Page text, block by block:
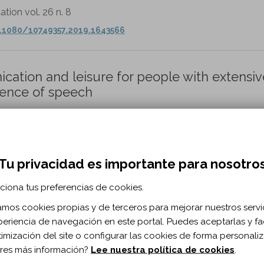
vol. 26 n. 8
10749357.2019.1643566
and leisure for people with
of speech
F, Vincenti A, Buonocunto F, Susco V, Lanzilotti C,
n. 3
nre192811
Preferences of Individuals
EJ, Ramsey NF, Vansteensel MJ, Nijboer F.
privacidad es importante para
tus preferencias de cookies.
cookies propias y de terceros para mejorar nuestros
de navegación en este portal. Puedes aceptarlas y
del site o configurar las cookies de forma
más información? Lee nuestra política de cookies